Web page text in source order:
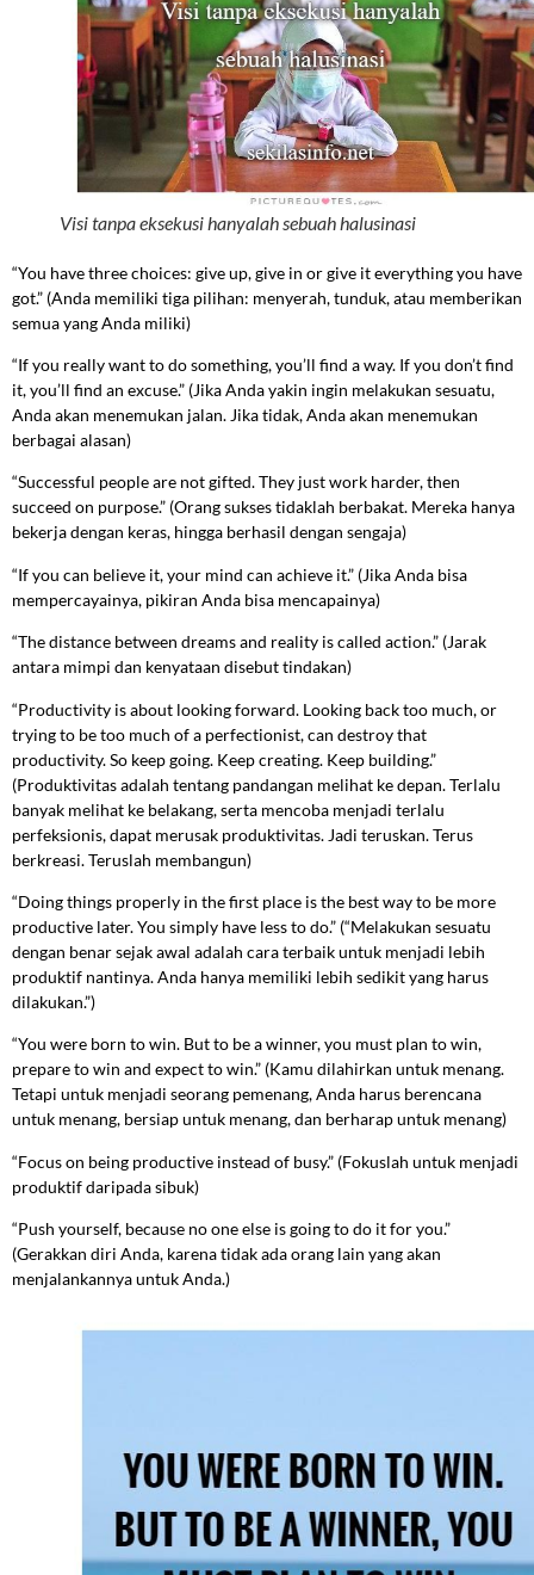
Visi tanpa eksekusi hanyalah sebuah halusinasi
“You have three choices: give up, give in or give it everything you have
got.” (Anda memiliki tiga pilihan: menyerah, tunduk, atau memberikan
semua yang Anda miliki)
“If you really want to do something, you’ll find a way. If you don’t find
it, you’ll find an excuse.” (Jika Anda yakin ingin melakukan sesuatu,
Anda akan menemukan jalan. Jika tidak, Anda akan menemukan
berbagai alasan)
“Successful people are not gifted. They just work harder, then
succeed on purpose.” (Orang sukses tidaklah berbakat. Mereka hanya
bekerja dengan keras, hingga berhasil dengan sengaja)
“If you can believe it, your mind can achieve it.” (Jika Anda bisa
mempercayainya, pikiran Anda bisa mencapainya)
“The distance between dreams and reality is called action.” (Jarak
antara mimpi dan kenyataan disebut tindakan)
“Productivity is about looking forward. Looking back too much, or
trying to be too much of a perfectionist, can destroy that
productivity. So keep going. Keep creating. Keep building.”
(Produktivitas adalah tentang pandangan melihat ke depan. Terlalu
banyak melihat ke belakang, serta mencoba menjadi terlalu
perfeksionis, dapat merusak produktivitas. Jadi teruskan. Terus
berkreasi. Teruslah membangun)
“Doing things properly in the first place is the best way to be more
productive later. You simply have less to do.” (“Melakukan sesuatu
dengan benar sejak awal adalah cara terbaik untuk menjadi lebih
produktif nantinya. Anda hanya memiliki lebih sedikit yang harus
dilakukan.”)
“You were born to win. But to be a winner, you must plan to win,
prepare to win and expect to win.” (Kamu dilahirkan untuk menang.
Tetapi untuk menjadi seorang pemenang, Anda harus berencana
untuk menang, bersiap untuk menang, dan berharap untuk menang)
“Focus on being productive instead of busy.” (Fokuslah untuk menjadi
produktif daripada sibuk)
“Push yourself, because no one else is going to do it for you.”
(Gerakkan diri Anda, karena tidak ada orang lain yang akan
menjalankannya untuk Anda.)